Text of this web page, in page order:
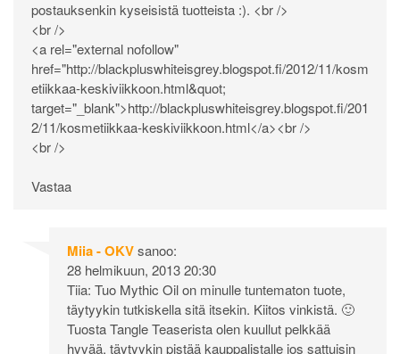
postauksenkin kyseisistä tuotteista :). <br />
<br />
<a rel="external nofollow"
href="http://blackpluswhiteisgrey.blogspot.fi/2012/11/kosm
etiikkaa-keskiviikkoon.html&quot;
target="_blank">http://blackpluswhiteisgrey.blogspot.fi/201
2/11/kosmetiikkaa-keskiviikkoon.html</a><br/>
<br />
Vastaa
Miia - OKVsanoo:
28 helmikuun, 2013 20:30
Tiia: Tuo Mythic Oil on minulle tuntematon tuote,
täytyykin tutkiskella sitä itsekin. Kiitos vinkistä. 🙂
Tuosta Tangle Teaserista olen kuullut pelkkää
hyvää, täytyykin pistää kauppalistalle jos sattuisin